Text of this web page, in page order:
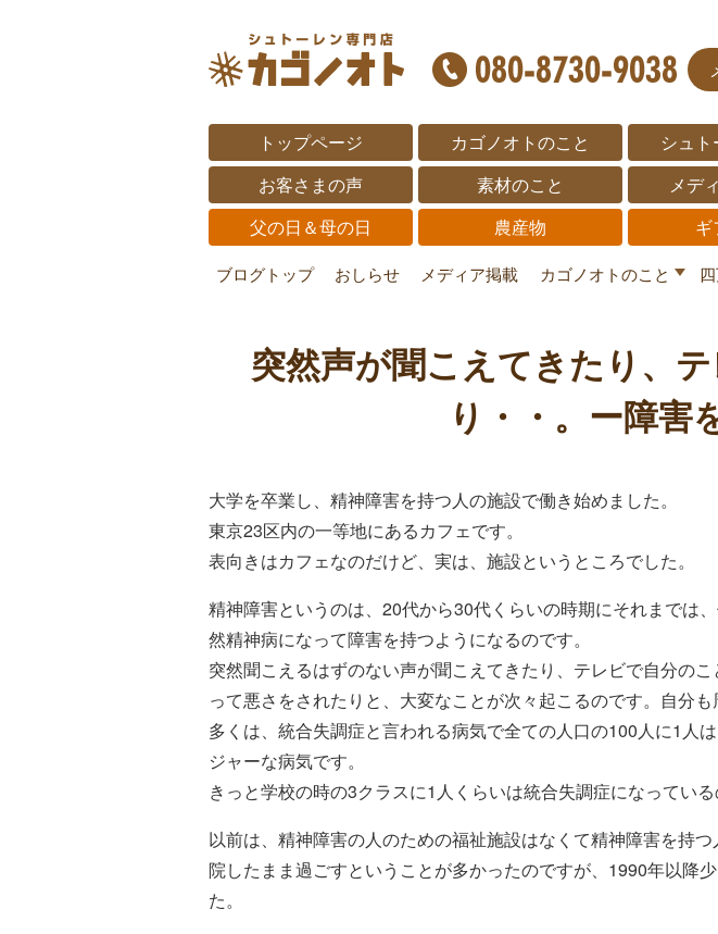
トップページ カゴノオトのこと シュ
お客さまの声
素材のこと メデ
父の日＆母の日
農産物 ギ
ブログトップ おしらせ メディア掲載 カゴノオトのこと
突然声が聞こえてきたり、
り・・。ー障
大学を卒業し、精神障害を持つ人の施設で働き始めました。
東京23区内の一等地にあるカフェです。
表向きはカフェなのだけど、実は、施設というところでした。
精神障害というのは、20代から30代くらいの時期にそれまでは
然精神病になって障害を持つようになるのです。
突然聞こえるはずのない声が聞こえてきたり、テレビで自分の
って悪さをされたりと、大変なことが次々起こるのです。自分も
多くは、統合失調症と言われる病気で全ての人口の100人に1人
ジャーな病気です。
きっと学校の時の3クラスに1人くらいは統合失調症になっている
以前は、精神障害の人のための福祉施設はなくて精神障害を持
院したまま過ごすということが多かったのですが、1990年以降
た。